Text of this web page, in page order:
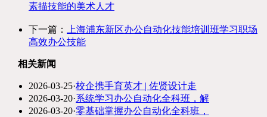
素描技能的美术人才
下一篇：
上海浦东新区办公自动化技能培训班学习职场
高效办公技能
相关新闻
2026-03-25·校企携手育英才 | 佐贤设计走
2026-03-20·系统学习办公自动化全科班，解
2026-03-20·零基础掌握办公自动化全科班，